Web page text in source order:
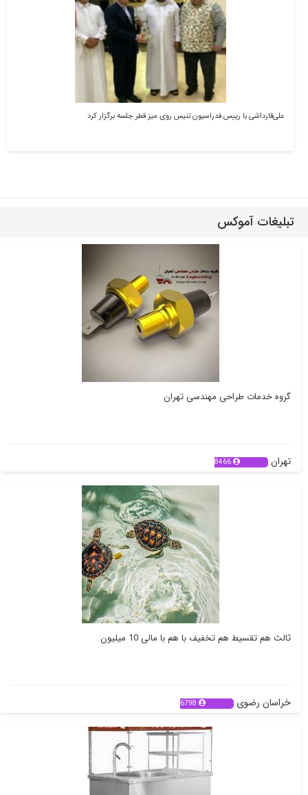
علی‌قارداشی با رییس فدراسیون تنیس روی‌ میز قطر جلسه برگزار کرد
تبلیغات آموکس
گروه خدمات طراحی مهندسی تهران
تهران 8466
ثالث هم تقسیط هم تخفیف با هم با مالی 10 میلیون
خراسان رضوی 6798